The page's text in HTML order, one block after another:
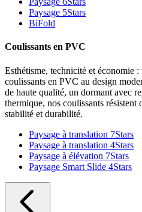
Paysage 5Stars
BiFold
Coulissants en PVC
Esthétisme, technicité et économie
coulissants en PVC au design
de haute qualité, un dormant avec
thermique, nos coulissants résistent
stabilité et durabilité.
Paysage à translation 7Stars
Paysage à translation 4Stars
Paysage à élévation 7Stars
Paysage Smart Slide 4Stars